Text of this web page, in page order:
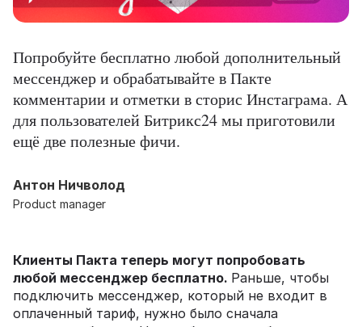
Попробуйте бесплатно любой дополнительный
мессенджер и обрабатывайте в Пакте
комментарии и отметки в сторис Инстаграма. А
для пользователей Битрикс24 мы приготовили
ещё две полезные фичи.
Антон Ничволод
Product manager
Клиенты Пакта теперь могут попробовать
любой мессенджер бесплатно. Раньше, чтобы
подключить мессенджер, который не входит в
оплаченный тариф, нужно было сначала